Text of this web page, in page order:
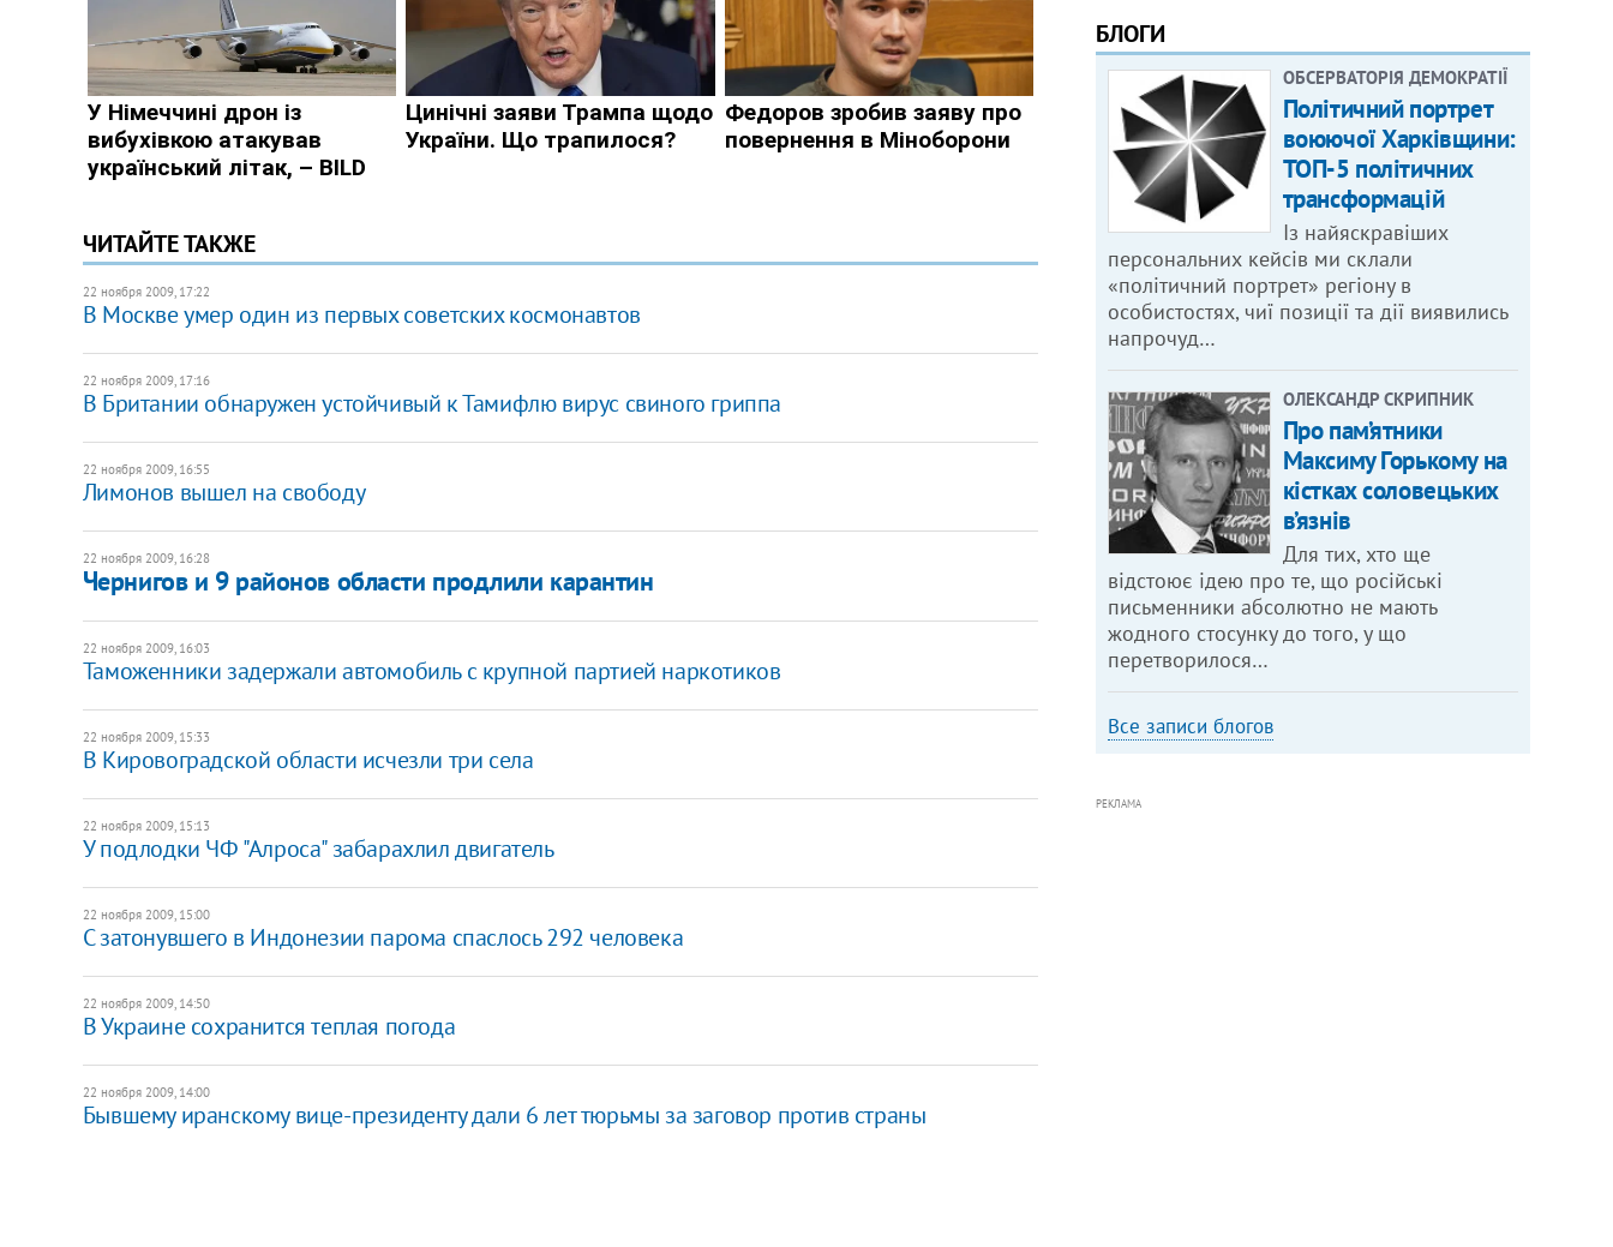
ЧИТАЙТЕ ТАКЖЕ
22 ноября 2009, 17:22
В Москве умер один из первых советских космонавтов
22 ноября 2009, 17:16
В Британии обнаружен устойчивый к Тамифлю вирус свиного гриппа
22 ноября 2009, 16:55
Лимонов вышел на свободу
22 ноября 2009, 16:28
Чернигов и 9 районов области продлили карантин
22 ноября 2009, 16:03
Таможенники задержали автомобиль с крупной партией наркотиков
22 ноября 2009, 15:33
В Кировоградской области исчезли три села
22 ноября 2009, 15:13
У подлодки ЧФ "Алроса" забарахлил двигатель
22 ноября 2009, 15:00
С затонувшего в Индонезии парома спаслось 292 человека
22 ноября 2009, 14:50
В Украине сохранится теплая погода
22 ноября 2009, 14:00
Бывшему иранскому вице-президенту дали 6 лет тюрьмы за заговор против страны
БЛОГИ
ОБСЕРВАТОРІЯ ДЕМОКРАТІЇ
Політичний портрет
воюючої Харківщини:
ТОП-5 політичних
трансформацій
Із найяскравіших
персональних кейсів ми склали
«політичний портрет» регіону в
особистостях, чиї позиції та дії виявились
напрочуд…
ОЛЕКСАНДР СКРИПНИК
Про пам’ятники
Максиму Горькому на
кістках соловецьких
в’язнів
Для тих, хто ще
відстоює ідею про те, що російські
письменники абсолютно не мають
жодного стосунку до того, у що
перетворилося…
Все записи блогов
РЕКЛАМА